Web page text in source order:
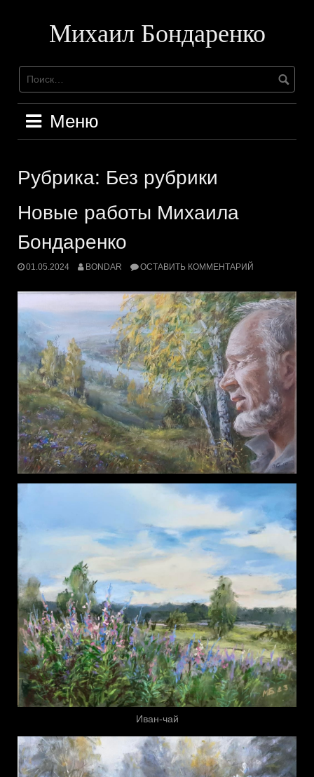
содержимомуМихаил Бондаренко
Меню
Рубрика: Без рубрики
Новые работы Михаила
Бондаренко
01.05.2024 BONDAR ОСТАВИТЬ КОММЕНТАРИЙ
Иван-чай